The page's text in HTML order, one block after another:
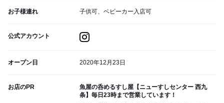
お子様連れ 子供可、ベビーカー入店可
公式アカウント
オープン日 2020年12月23日
お店のPR
魚屋の呑めるすし屋【ニューすしセンター 西九
条】毎日23時まで営業しています！